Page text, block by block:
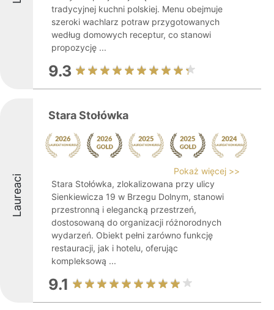
tradycyjnej kuchni polskiej. Menu obejmuje
szeroki wachlarz potraw przygotowanych
według domowych receptur, co stanowi
propozycję ...
9.3
Laureaci
Stara Stołówka
Pokaż więcej >>
Stara Stołówka, zlokalizowana przy ulicy
Sienkiewicza 19 w Brzegu Dolnym, stanowi
przestronną i elegancką przestrzeń,
dostosowaną do organizacji różnorodnych
wydarzeń. Obiekt pełni zarówno funkcję
restauracji, jak i hotelu, oferując
kompleksową ...
9.1